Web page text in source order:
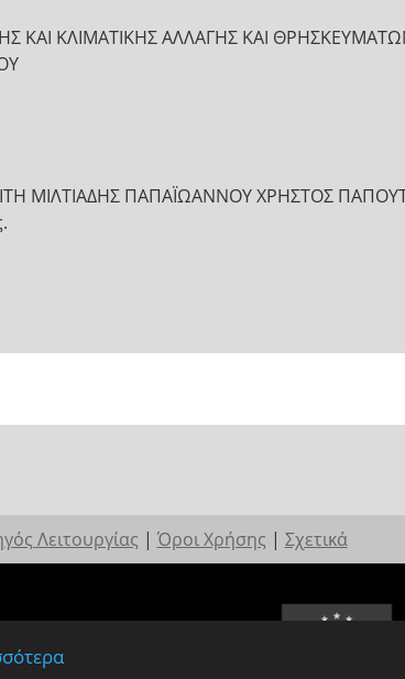
ΚΑΙ ΚΛΙΜΑΤΙΚΗΣ ΑΛΛΑΓΗΣ ΚΑΙ
ΜΙΛΤΙΑΔΗΣ ΠΑΠΑΪΩΑΝΝΟΥ ΧΡΗΣΤΟΣ
Λειτουργίας | Όροι Χρήσης | Σχετικά